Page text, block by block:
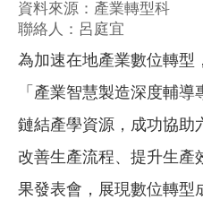
資料來源：產業轉型科
聯絡人：呂庭宜
為加速在地產業數位轉型
「產業智慧製造深度輔
鏈結產學資源，成功協助
改善生產流程、提升生產
果發表會，展現數位轉型